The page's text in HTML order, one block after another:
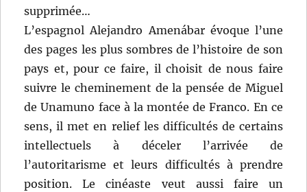
supprimée…
L’espagnol Alejandro Amenábar évoque l’une
des pages les plus sombres de l’histoire de son
pays et, pour ce faire, il choisit de nous faire
suivre le cheminement de la pensée de Miguel
de Unamuno face à la montée de Franco. En ce
sens, il met en relief les difficultés de certains
intellectuels à déceler l’arrivée de
l’autoritarisme et leurs difficultés à prendre
position. Le cinéaste veut aussi faire un